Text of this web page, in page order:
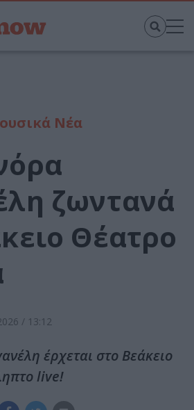
Νέα
ζωντανά
Θέατρο
/ 13:12
έρχεται στο Βεάκειο
live!